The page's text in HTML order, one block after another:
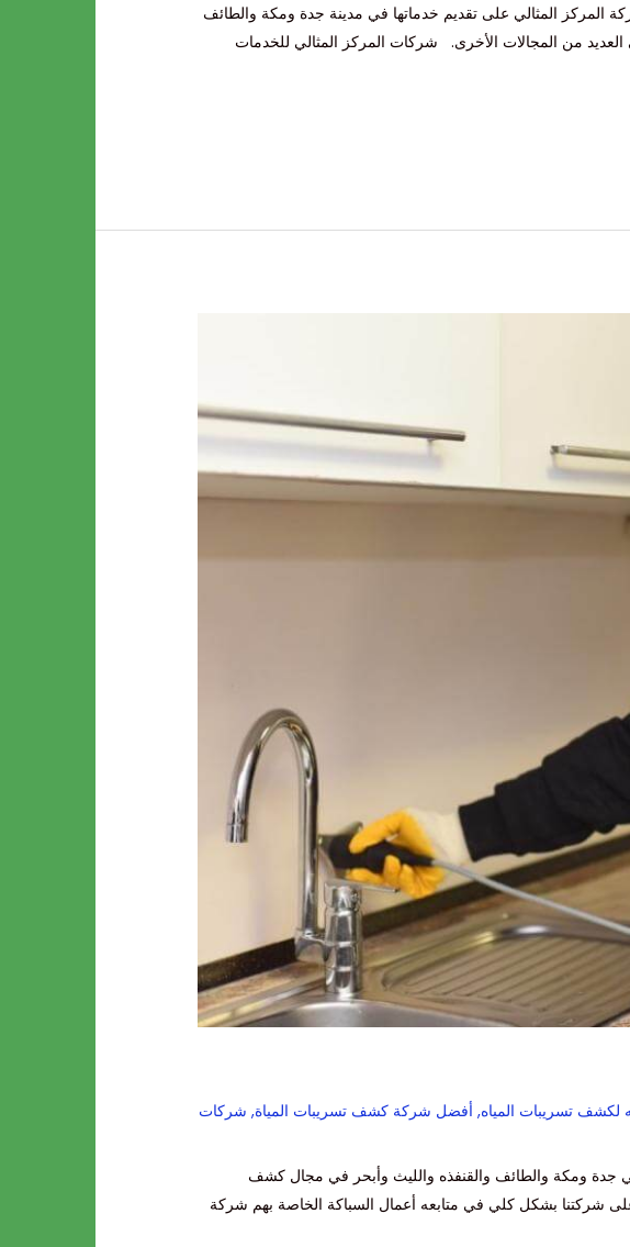
المركز المثالي للخدمات المنزلية تأسست مُنذ عام 2000م وتعمل شركة المركز المثالي على تقديم خدماتها في مدينة جدة ومكة والطائف
من المجالات الأخرى. شركات المركز المثالي للخدمات
تسريبات المياه, أفضل شركة كشف تسريبات المياة, شركات
ومكة والطائف والقنفذه والليث وأبحر في مجال كشف
شركتنا بشكل كلي في متابعه أعمال السباكة الخاصة بهم شركة